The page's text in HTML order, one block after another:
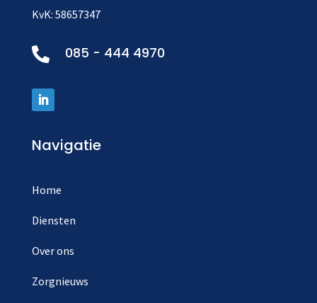
KvK: 58657347
 085 - 444 4970
Navigatie
Home
Diensten
Over ons
Zorgnieuws